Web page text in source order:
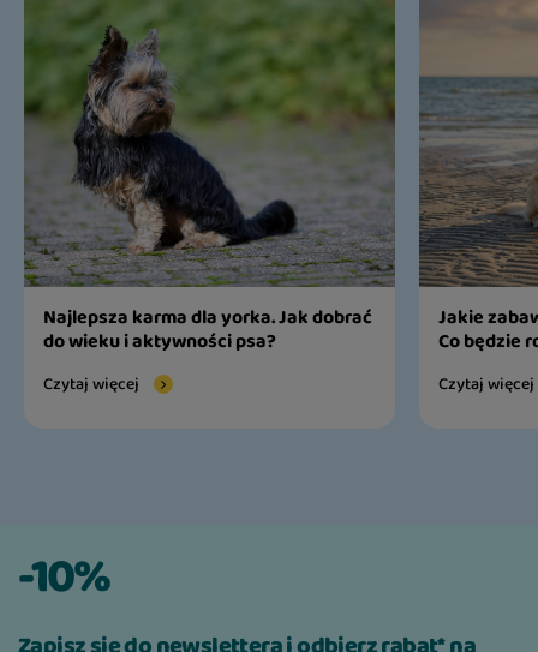
Najlepsza karma dla yorka. Jak dobrać
do wieku i aktywności psa?
Czytaj więcej
Jakie
Co będzie
Czytaj więcej
-10%